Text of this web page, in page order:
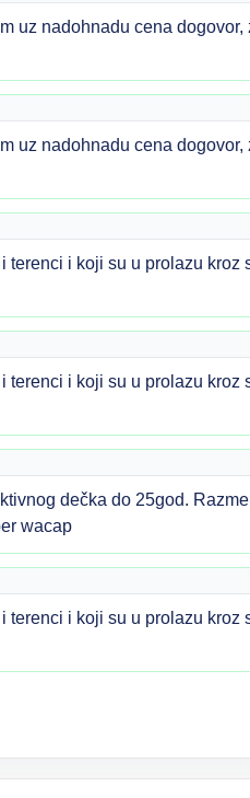
uz nadohnadu cena
uz nadohnadu cena
terenci i koji su u prolazu kroz
terenci i koji su u prolazu kroz
dečka do 25god.
wacap
terenci i koji su u prolazu kroz